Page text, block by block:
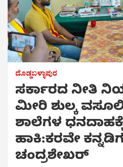
ದೊಡ್ಡಬಳ್ಳಾಪುರ
ಸರ್ಕಾರದ ನೀತಿ
ಮೀರಿ ಶುಲ್ಕ
ಶಾಲೆಗಳ
ಹಾಕಿ:ಕರವೇ
ಚಂದ್ರಶೇಖರ್